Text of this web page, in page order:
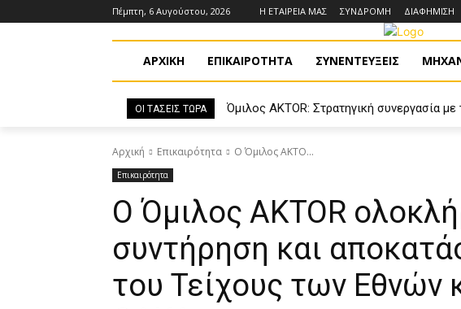
Πέμπτη, 6 Αυγούστου, 2026 Η ΕΤΑΙΡΕΙΑ ΜΑΣ ΣΥΝΔΡΟΜΗ ΔΙΑΦΗΜΙΣΗ
ΑΡΧΙΚΗ ΕΠΙΚΑΙΡΟΤΗΤΑ ΣΥΝΕΝΤΕΥΞΕΙΣ
ΟΙ ΤΑΣΕΙΣ ΤΩΡΑ
Όμιλος AKTOR: Στρατηγική συνεργασία
Αρχική Επικαιρότητα Ο Όμιλος AKTO...
Επικαιρότητα
Ο Όμιλος AKTOR
συντήρηση και
του Τείχους των Εθνών